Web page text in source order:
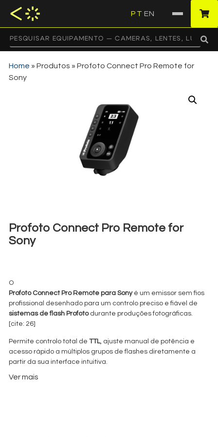
PT EN
Home » Produtos » Profoto Connect Pro Remote for
Sony
Profoto Connect Pro Remote for
Sony
O
Profoto Connect Pro Remote para Sonyé um emissor sem fios
profissional desenhado para um controlo preciso e fiável de
sistemas de flash Profotodurante produções fotográficas.
[cite: 26]
Permite controlo total de TTL, ajuste manual de potência e
acesso rápido a múltiplos grupos de flashes diretamente a
partir da sua interface intuitiva.
Ver mais